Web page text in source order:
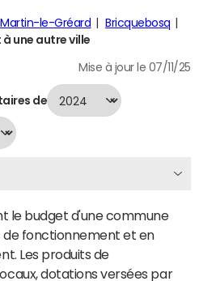
le-Gréard
Bricquebosq
une autre ville
Mise à jour le 07/11/25
de
le budget d'une commune
fonctionnement et en
Les produits de
dotations versées par